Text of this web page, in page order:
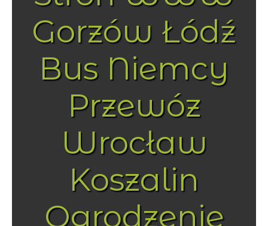
Gorzów Łódź
Bus Niemcy
Przewóz
Wrocław
Koszalin
Ogrodzenie